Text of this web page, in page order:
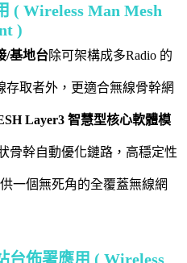
( Wireless Man Mesh
)
/基地台除可架構成多Radio 的
存取者外，更適合無線骨幹網
Layer3 智慧型核心軟體模
骨幹自動優化鏈路，高穩定性
一個無死角的全覆蓋無線網
台佈署應用 ( Wireless